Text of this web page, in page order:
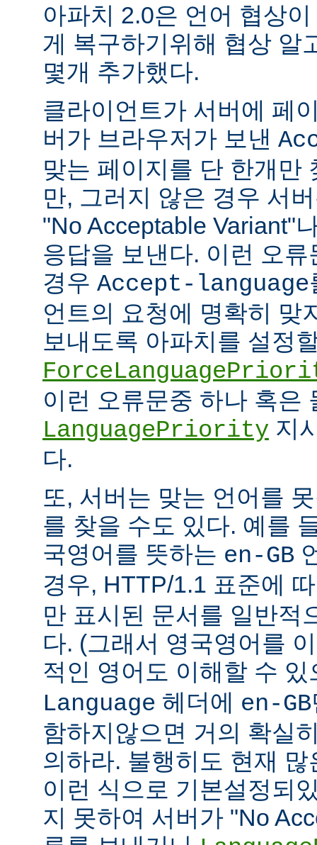
아파치 2.0은 언어 협상
게 복구하기위해 협상 알
몇개 추가했다.
클라이언트가 서버에 페
버가 브라우저가 보낸
맞는 페이지를 단 한개만
만, 그러지 않은 경우 서
"No Acceptable Variant"
응답을 보낸다. 이런 오
경우 Accept-language
언트의 요청에 명확히 맞
보내도록 아파치를 설정
이런 오류문중 하나 혹은
LanguagePriority 지
다.
또, 서버는 맞는 언어를
를 찾을 수도 있다. 예를
국영어를 뜻하는 en-GB
경우, HTTP/1.1 표준에
만 표시된 문서를 일반적
다. (그래서 영국영어를
적인 영어도 이해할 수
Language 헤더에 en-GB
함하지않으면 거의 확실
의하라. 불행히도 현재
이런 식으로 기본설정되
지 못하여 서버가 "No